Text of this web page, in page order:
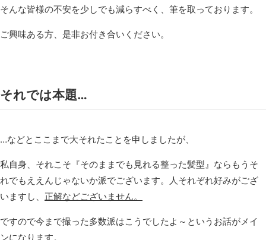
そんな皆様の不安を少しでも減らすべく、筆を取っております。
ご興味ある方、是非お付き合いください。
それでは本題…
…などとここまで大それたことを申しましたが、
私自身、それこそ『そのままでも見れる整った髪型』ならもうそ
れでもええんじゃないか派でございます。人それぞれ好みがござ
いますし、 正解などございません。
ですので今まで撮った多数派はこうでしたよ～というお話がメイ
ンになります。